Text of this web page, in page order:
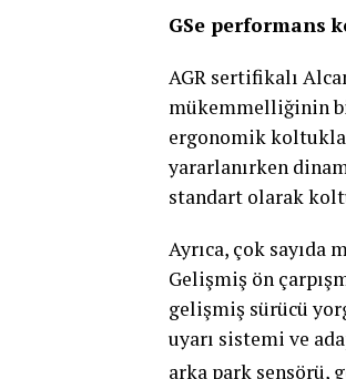
GSe performans
AGR sertifikalı
mükemmelliğinin
ergonomik
yararlanırken
standart olarak
Ayrıca, çok
Gelişmiş ön
gelişmiş sürücü
uyarı sistemi ve
arka park sensörü,